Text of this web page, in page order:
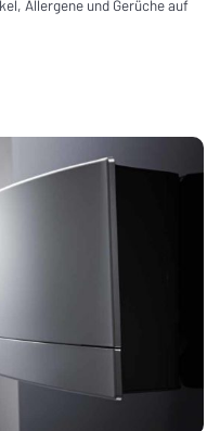
Allergene und Gerüche auf